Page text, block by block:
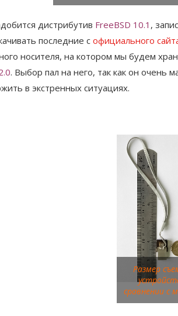
дистрибутив FreeBSD 10.1 ,
последние с официального
носителя, на котором мы будем
. Выбор пал на него, так как он очень
в экстренных ситуациях.
Размер
сравнении с